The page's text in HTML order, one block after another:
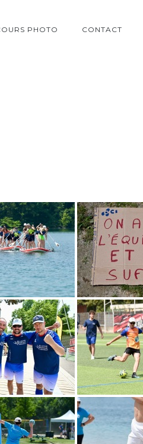
PHOTO CONTACT